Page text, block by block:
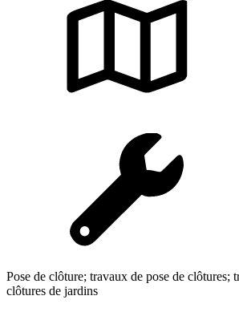
Pose de clôture; travaux de pose de clôtures;
clôtures de jardins